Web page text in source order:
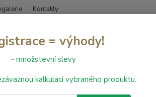
Kontakty
Hledat
lišta LM55 - 48 Dub zlatý
= výhody!
- množstevní slevy
kalkulaci vybraného produktu.